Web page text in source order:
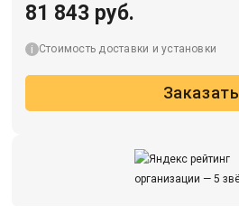
81 843 руб.
Стоимость доставки и установки
Заказать